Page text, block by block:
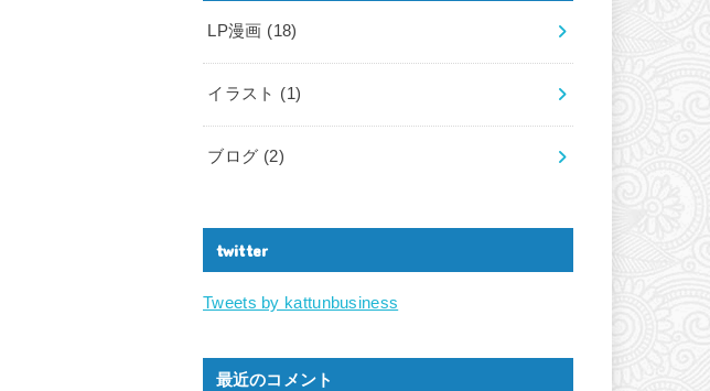
LP漫画 (18)
イラスト (1)
ブログ (2)
twitter
Tweets by kattunbusiness
最近のコメント